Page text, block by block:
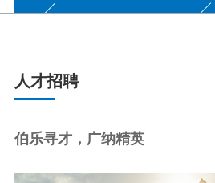
人才招聘
伯乐寻才，广纳精英